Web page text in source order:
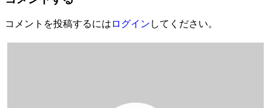
コメントを投稿するには ログイン してください。